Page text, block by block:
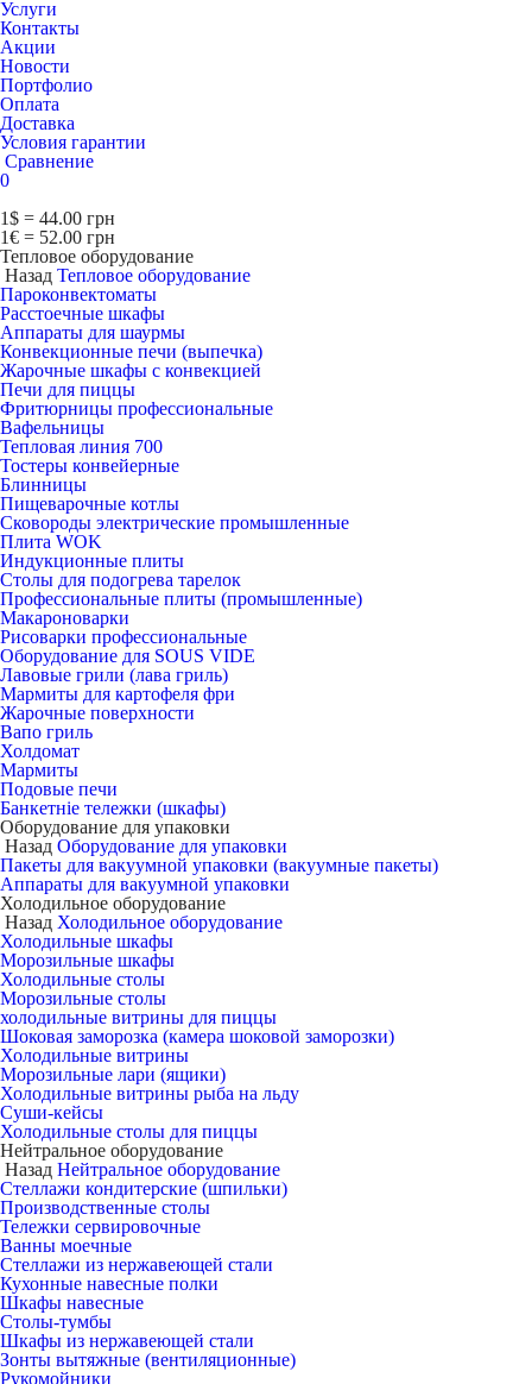
Услуги
Контакты
Акции
Новости
Портфолио
Оплата
Доставка
Условия гарантии
Сравнение
0
1$ = 44.00 грн
1€ = 52.00 грн
Тепловое оборудование
Назад Тепловое оборудование
Пароконвектоматы
Расcтоечные шкафы
Аппараты для шаурмы
Конвекционные печи (выпечка)
Жарочные шкафы с конвекцией
Печи для пиццы
Фритюрницы профессиональные
Вафельницы
Тепловая линия 700
Тостеры конвейерные
Блинницы
Пищеварочные котлы
Сковороды электрические промышленные
Плита WOK
Индукционные плиты
Столы для подогрева тарелок
Профессиональные плиты (промышленные)
Макароноварки
Рисоварки профессиональные
Оборудование для SOUS VIDE
Лавовые грили (лава гриль)
Мармиты для картофеля фри
Жарочные поверхности
Вапо гриль
Холдомат
Мармиты
Подовые печи
Банкетніе тележки (шкафы)
Оборудование для упаковки
Назад Оборудование для упаковки
Пакеты для вакуумной упаковки (вакуумные пакеты)
Аппараты для вакуумной упаковки
Холодильное оборудование
Назад Холодильное оборудование
Холодильные шкафы
Морозильные шкафы
Холодильные столы
Морозильные столы
холодильные витрины для пиццы
Шоковая заморозка (камера шоковой заморозки)
Холодильные витрины
Морозильные лари (ящики)
Холодильные витрины рыба на льду
Суши-кейсы
Холодильные столы для пиццы
Нейтральное оборудование
Назад Нейтральное оборудование
Стеллажи кондитерские (шпильки)
Производственные столы
Тележки сервировочные
Ванны моечные
Стеллажи из нержавеющей стали
Кухонные навесные полки
Шкафы навесные
Столы-тумбы
Шкафы из нержавеющей стали
Зонты вытяжные (вентиляционные)
Рукомойники